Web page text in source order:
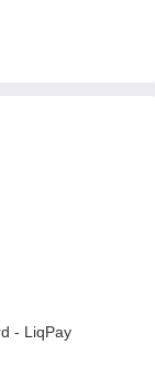
- LiqPay